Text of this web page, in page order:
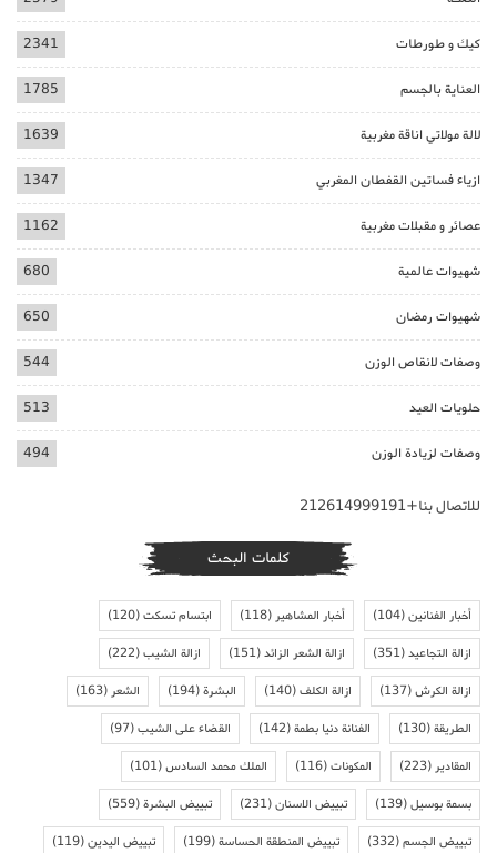
كيك و طورطات 2341
العناية بالجسم 1785
لالة مولاتي اناقة مغربية 1639
ازياء فساتين القفطان المغربي 1347
عصائر و مقبلات مغربية 1162
شهيوات عالمية 680
شهيوات رمضان 650
وصفات لانقاص الوزن 544
حلويات العيد 513
وصفات لزيادة الوزن 494
للاتصال بنا+212614999191
كلمات البحث
أخبار الفنانين(104) أخبار المشاهير(118) ابتسام تسكت(120)
ازالة التجاعيد(351) ازالة الشعر الزائد(151) ازالة الشيب(222)
ازالة الكرش(137) ازالة الكلف(140) البشرة(194) الشعر(163)
الطريقة(130) الفنانة دنيا بطمة(142) القضاء على الشيب(97)
المقادير(223) المكونات(116) الملك محمد السادس(101)
بسمة بوسيل(139) تبييض الاسنان(231) تبييض البشرة(559)
تبييض الجسم(332) تبييض المنطقة الحساسة(199) تبييض اليدين(119)